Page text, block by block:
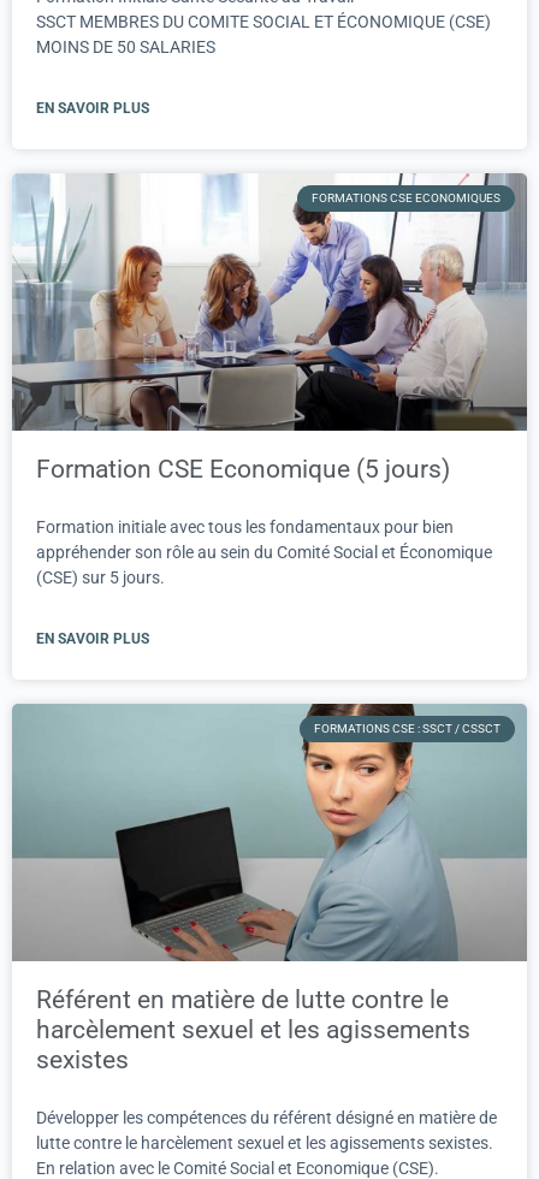
SSCT MEMBRES DU COMITE SOCIAL ET ÉCONOMIQUE (CSE)
MOINS DE 50 SALARIES
EN SAVOIR PLUS
FORMATIONS CSE ECONOMIQUES
Formation CSE Economique (5 jours)
Formation initiale avec tous les fondamentaux pour bien
appréhender son rôle au sein du Comité Social et Économique
(CSE) sur 5 jours.
EN SAVOIR PLUS
FORMATIONS CSE : SSCT / CSSCT
Référent en matière de lutte contre le
harcèlement sexuel et les agissements
sexistes
Développer les compétences du référent désigné en matière de
lutte contre le harcèlement sexuel et les agissements sexistes.
En relation avec le Comité Social et Economique (CSE).